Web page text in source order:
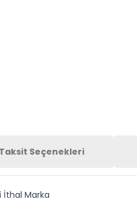
Taksit Seçenekleri
İthal Marka